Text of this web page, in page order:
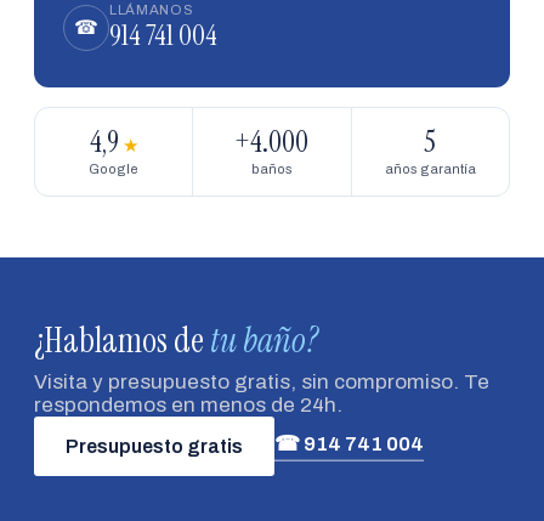
☎
LLÁMANOS
914 741 004
4,9 ★
Google
+4.000
baños
5
años garantía
¿Hablamos detu baño?
Visita y presupuesto gratis, sin compromiso. Te
respondemos en menos de 24h.
Presupuesto gratis ☎ 914 741 004